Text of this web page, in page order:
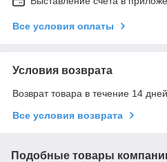
Все условия оплаты
Условия возврата
Возврат товара в течение 14
Все условия возврата
Подобные товары